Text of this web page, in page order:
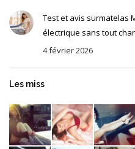
Test et avis surmatelas
électrique sans tout
4 février 2026
Les miss